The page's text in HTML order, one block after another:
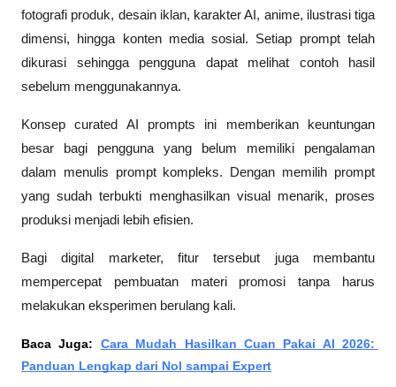
fotografi produk, desain iklan, karakter AI, anime, ilustrasi tiga
dimensi, hingga konten media sosial. Setiap prompt telah
dikurasi sehingga pengguna dapat melihat contoh hasil
sebelum menggunakannya.
Konsep curated AI prompts ini memberikan keuntungan
besar bagi pengguna yang belum memiliki pengalaman
dalam menulis prompt kompleks. Dengan memilih prompt
yang sudah terbukti menghasilkan visual menarik, proses
produksi menjadi lebih efisien.
Bagi digital marketer, fitur tersebut juga membantu
mempercepat pembuatan materi promosi tanpa harus
melakukan eksperimen berulang kali.
Baca Juga: Cara Mudah Hasilkan Cuan Pakai AI 2026:
Panduan Lengkap dari Nol sampai Expert